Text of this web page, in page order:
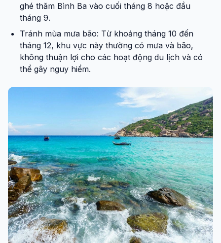
ghé thăm Bình Ba vào cuối tháng 8 hoặc đầu
tháng 9.
Tránh mùa mưa bão: Từ khoảng tháng 10 đến
tháng 12, khu vực này thường có mưa và bão,
không thuận lợi cho các hoạt động du lịch và có
thể gây nguy hiểm.